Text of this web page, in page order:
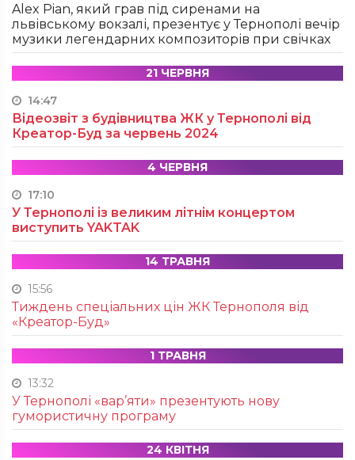
Alex Pian, який грав під сиренами на
львівському вокзалі, презентує у Тернополі вечір
музики легендарних композиторів при свічках
21 ЧЕРВНЯ
14:47
Відеозвіт з будівництва ЖК у Тернополі від
Креатор-Буд за червень 2024
4 ЧЕРВНЯ
17:10
У Тернополі із великим літнім концертом
виступить YAKTAK
14 ТРАВНЯ
15:56
Тиждень спеціальних цін ЖК Тернополя від
«Креатор-Буд»
1 ТРАВНЯ
13:32
У Тернополі «вар’яти» презентують нову
гумористичну програму
24 КВІТНЯ